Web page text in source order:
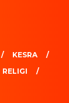
KESRA
RELIGI